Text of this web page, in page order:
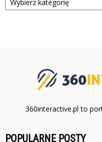
360interactive.pl to
POPULARNE POSTY